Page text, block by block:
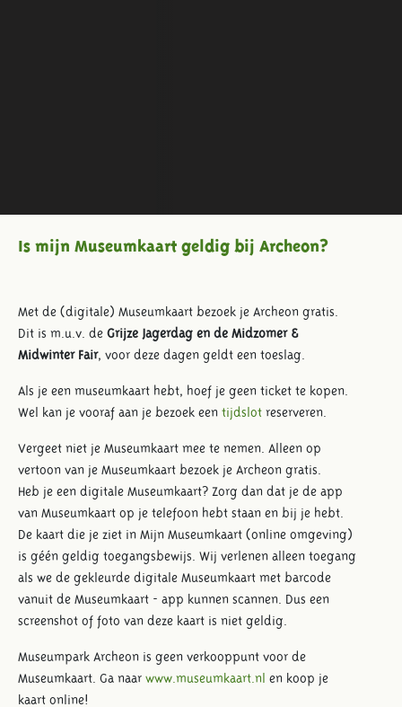
Is mijn Museumkaart geldig bij Archeon?
Met de (digitale) Museumkaart bezoek je Archeon gratis.
Dit is m.u.v. de Grijze Jagerdag en de Midzomer &
Midwinter Fair, voor deze dagen geldt een toeslag.
Als je een museumkaart hebt, hoef je geen ticket te kopen.
Wel kan je vooraf aan je bezoek een tijdslot reserveren.
Vergeet niet je Museumkaart mee te nemen. Alleen op
vertoon van je Museumkaart bezoek je Archeon gratis.
Heb je een digitale Museumkaart? Zorg dan dat je de app
van Museumkaart op je telefoon hebt staan en bij je hebt.
De kaart die je ziet in Mijn Museumkaart (online omgeving)
is géén geldig toegangsbewijs. Wij verlenen alleen toegang
als we de gekleurde digitale Museumkaart met barcode
vanuit de Museumkaart - app kunnen scannen. Dus een
screenshot of foto van deze kaart is niet geldig.
Museumpark Archeon is geen verkooppunt voor de
Museumkaart. Ga naar www.museumkaart.nl en koop je
kaart online!